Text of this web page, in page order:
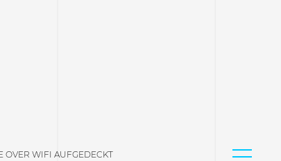
OVER WIFI AUFGEDECKT